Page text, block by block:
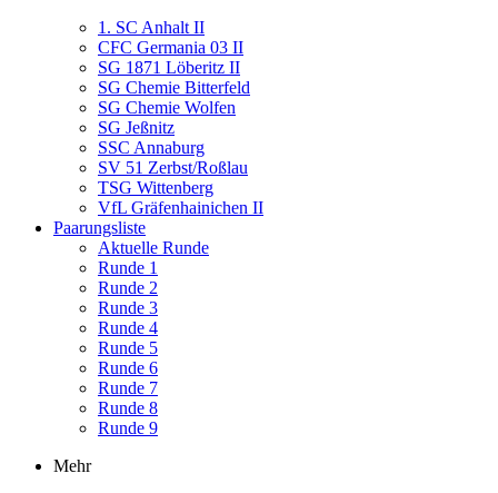
1. SC Anhalt II
CFC Germania 03 II
SG 1871 Löberitz II
SG Chemie Bitterfeld
SG Chemie Wolfen
SG Jeßnitz
SSC Annaburg
SV 51 Zerbst/Roßlau
TSG Wittenberg
VfL Gräfenhainichen II
Paarungsliste
Aktuelle Runde
Runde 1
Runde 2
Runde 3
Runde 4
Runde 5
Runde 6
Runde 7
Runde 8
Runde 9
Mehr